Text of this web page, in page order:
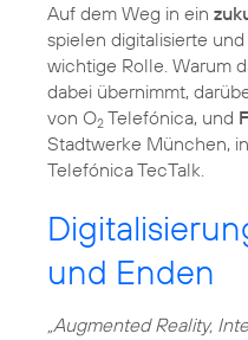
Auf dem Weg in ein
spielen digitalisierte
wichtige Rolle. Warum
dabei übernimmt,
von O2 Telefónica, und
Stadtwerke München,
Telefónica TecTalk.
und Enden
„Augmented Reality,